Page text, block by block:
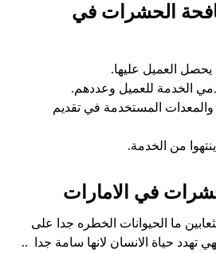
الحشرات في
العميل عليها.
الخدمة للعميل وعددهم.
والمعدات المستخدمة في تقديم
من الخدمة.
في الامارات
ما الحيوانات الخطره جدا على
تهدد حياة الانسان لانها سامة جدا ..